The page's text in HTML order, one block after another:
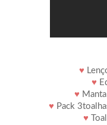
♥
♥
♥
♥ Pack
♥